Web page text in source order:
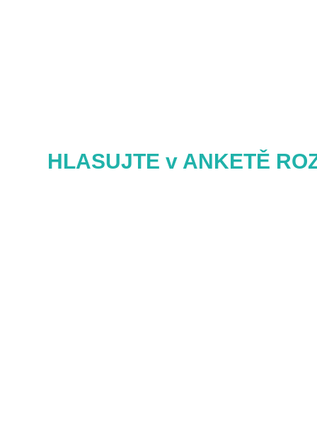
HLASUJTE v ANKETĚ